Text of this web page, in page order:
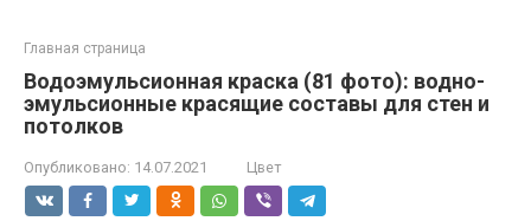
Главная страница
Водоэмульсионная краска (81 фото): водно-
эмульсионные красящие составы для стен и
потолков
Опубликовано: 14.07.2021 Цвет